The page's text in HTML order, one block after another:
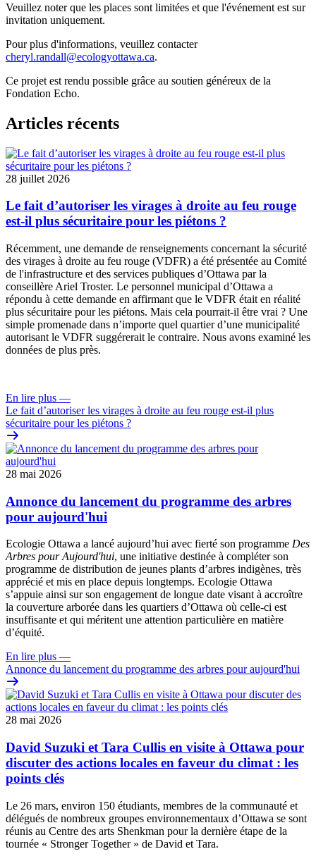
Veuillez noter que les places sont limitées et que l'événement est sur
invitation uniquement.
Pour plus d'informations, veuillez contacter
cheryl.randall@ecologyottawa.ca.
Ce projet est rendu possible grâce au soutien généreux de la
Fondation Echo.
Articles récents
28 juillet 2026
Le fait d’autoriser les virages à droite au feu rouge
est-il plus sécuritaire pour les piétons ?
Récemment, une demande de renseignements concernant la sécurité
des virages à droite au feu rouge (VDFR) a été présentée au Comité
de l'infrastructure et des services publiques d’Ottawa par la
conseillère Ariel Troster. Le personnel municipal d’Ottawa a
répondu à cette demande en affirmant que le VDFR était en réalité
plus sécuritaire pour les piétons. Mais cela pourrait-il être vrai ? Une
simple promenade dans n’importe quel quartier d’une municipalité
autorisant le VDFR suggérerait le contraire. Nous avons examiné les
données de plus près.
En lire plus —
Le fait d’autoriser les virages à droite au feu rouge est-il plus
sécuritaire pour les piétons ?
28 mai 2026
Annonce du lancement du programme des arbres
pour aujourd'hui
Ecologie Ottawa a lancé aujourd’hui avec fierté son programme Des
Arbres pour Aujourd'hui, une initiative destinée à compléter son
programme de distribution de jeunes plants d’arbres indigènes, très
apprécié et mis en place depuis longtemps. Ecologie Ottawa
s’appuie ainsi sur son engagement de longue date visant à accroître
la couverture arborée dans les quartiers d’Ottawa où celle-ci est
insuffisante et qui méritent une attention particulière en matière
d’équité.
En lire plus —
Annonce du lancement du programme des arbres pour aujourd'hui
28 mai 2026
David Suzuki et Tara Cullis en visite à Ottawa pour
discuter des actions locales en faveur du climat : les
points clés
Le 26 mars, environ 150 étudiants, membres de la communauté et
délégués de nombreux groupes environnementaux d’Ottawa se sont
réunis au Centre des arts Shenkman pour la dernière étape de la
tournée « Stronger Together » de David et Tara.